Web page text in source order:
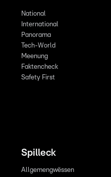
National
International
Panorama
Tech-World
Meenung
Faktencheck
Safety First
Spilleck
Allgemengwëssen